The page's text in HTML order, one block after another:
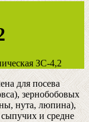
ЗС-4,2
для посева
зернобобовых
нута, люпина),
и средне